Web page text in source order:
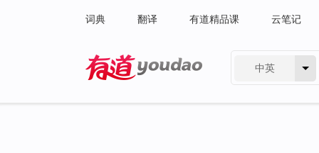
词典 翻译 有道精品课 云笔记
中英